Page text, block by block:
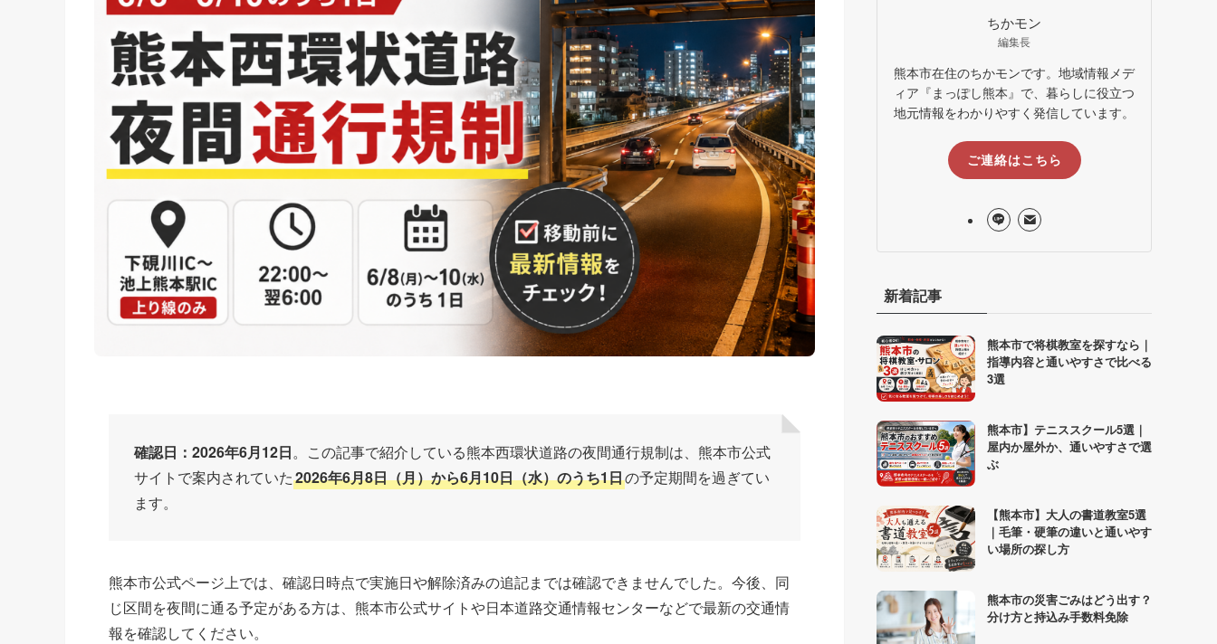
確認日：2026年6月12日。この記事で紹介している熊本西環状道路の夜間通行規制は、熊本市公式
サイトで案内されていた2026年6月8日（月）から6月10日（水）のうち1日の予定期間を過ぎてい
ます。
熊本市公式ページ上では、確認日時点で実施日や解除済みの追記までは確認できませんでした。今後、同
じ区間を夜間に通る予定がある方は、熊本市公式サイトや日本道路交通情報センターなどで最新の交通情
報を確認してください。
ちかモン
編集長
熊本市在住のちかモンです。地域情報メデ
ィア『まっぽし熊本』で、暮らしに役立つ
地元情報をわかりやすく発信しています。
ご連絡はこちら
新着記事
熊本市で将棋教室を探すなら｜
指導内容と通いやすさで比べる
3選
熊本市】テニススクール5選｜
屋内か屋外か、通いやすさで選
ぶ
【熊本市】大人の書道教室5選
｜毛筆・硬筆の違いと通いやす
い場所の探し方
熊本市の災害ごみはどう出す？
分け方と持込み手数料免除